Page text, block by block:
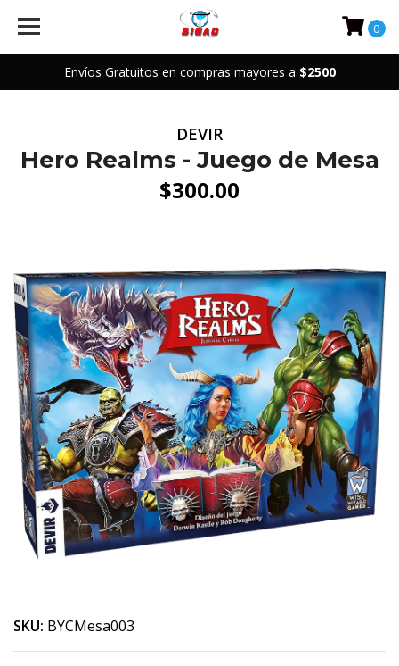
Envíos Gratuitos en compras mayores a $2500
0
DEVIR
Hero Realms - Juego de Mesa
$300.00
SKU: BYCMesa003